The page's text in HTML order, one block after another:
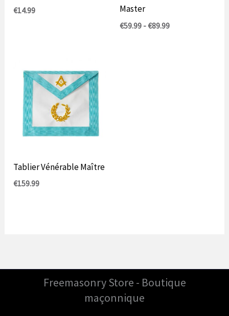
€14.99
Master
€59.99 -€89.99Prijsklasse:
Tablier Vénérable Maître
€159.99
Freemasonry Store - Boutique
maçonnique